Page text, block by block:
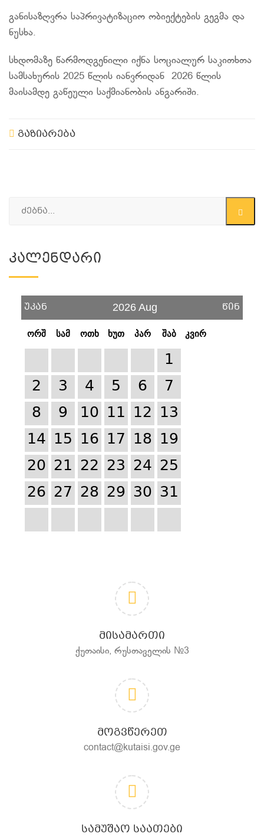
განისაზღვრა საპრივატიზაციო ობიექტების გეგმა და
ნუსხა.
სხდომაზე წარმოდგენილი იქნა სოციალურ საკითხთა
სამსახურის 2025 წლის იანვრიდან 2026 წლის
მაისამდე გაწეული საქმიანობის ანგარიში.
გაზიარება
Კალენდარი
უკან 2026 Aug წინ
ორშ სამ ოთხ ხუთ პარ შაბ კვირ
1
2
3 4 5 6
7
8
9 10 11 12 13
14 15 16 17 18 19
20 21 22 23 24 25
26 27 28 29 30 31
ᲛᲘᲡᲐᲛᲐᲠᲗᲘ
ქუთაისი, რუსთაველის №3
ᲛᲝᲒᲕᲬᲔᲠᲔᲗ
contact@kutaisi.gov.ge
ᲡᲐᲛᲣᲨᲐᲝ ᲡᲐᲐᲗᲔᲑᲘ